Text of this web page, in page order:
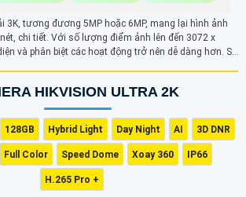
Trộm
3K, tương đương 5MP hoặc 6MP, mang lại hình ảnh
chi tiết. Với số lượng điểm ảnh lên đến 3072 x
và phân biệt các hoạt động trở nên dễ dàng hơn. So
giúp đảm bảo hiệu quả trong các hệ thống giám sát.
HIKVISION ULTRA 2K
128GB Hybrid Light Day Night AI 3D DNR
Full Color Speed Dome Xoay 360 IP66
H.265 Pro +